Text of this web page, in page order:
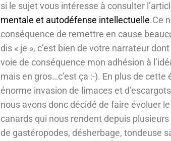
si le sujet vous intéresse à consulter
mentale et autodéfense intellectuelle.Ce
conséquence de remettre en cause
dis « je », c’est bien de votre narrateur
voie de conséquence mon adhésion à
mais en gros…c’est ça :-). En plus de
énorme invasion de limaces et
nous avons donc décidé de faire évoluer
canards qui nous rendent depuis
de gastéropodes, désherbage, tondeuse